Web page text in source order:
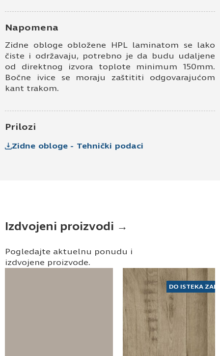
Kontakt e-pošta
Kontakt telefon
Napomena
Zidne obloge obložene HPL laminatom se lako
čiste i održavaju, potrebno je da budu udaljene
od direktnog izvora toplote minimum 150mm.
Bočne ivice se moraju zaštititi odgovarajućom
kant trakom.
Prilozi
Zidne obloge - Tehnički podaci
Izdvojeni proizvodi →
Pogledajte aktuelnu ponudu i
izdvojene proizvode.
DO ISTEKA